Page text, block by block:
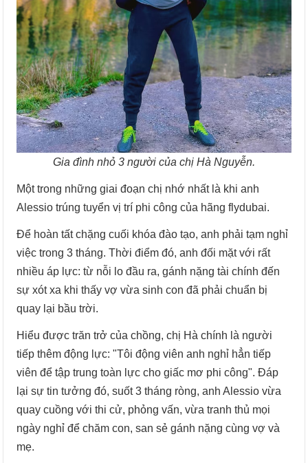
Gia đình nhỏ 3 người của chị Hà Nguyễn.
Một trong những giai đoạn chị nhớ nhất là khi anh
Alessio trúng tuyển vị trí phi công của hãng flydubai.
Để hoàn tất chặng cuối khóa đào tạo, anh phải tạm nghỉ
việc trong 3 tháng. Thời điểm đó, anh đối mặt với rất
nhiều áp lực: từ nỗi lo đầu ra, gánh nặng tài chính đến
sự xót xa khi thấy vợ vừa sinh con đã phải chuẩn bị
quay lại bầu trời.
Hiểu được trăn trở của chồng, chị Hà chính là người
tiếp thêm động lực: "Tôi động viên anh nghỉ hẳn tiếp
viên để tập trung toàn lực cho giấc mơ phi công". Đáp
lại sự tin tưởng đó, suốt 3 tháng ròng, anh Alessio vừa
quay cuồng với thi cử, phỏng vấn, vừa tranh thủ mọi
ngày nghỉ để chăm con, san sẻ gánh nặng cùng vợ và
mẹ.